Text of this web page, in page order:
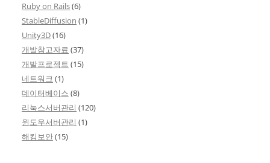
Ruby on Rails(6)
StableDiffusion (1)
Unity3D(16)
개발참고자료 (37)
개발프로젝트 (15)
네트워크 (1)
데이터베이스 (8)
리눅스서버관리 (120)
윈도우서버관리 (1)
해킹보안(15)